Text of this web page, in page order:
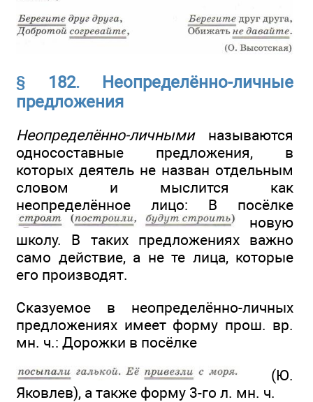
§ 182. Неопределённо-личные
предложения
Неопределённо-личныминазываются
односоставные предложения, в
которых деятель не назван отдельным
словом и мыслится как
неопределённое лицо: В посёлке
новую
школу. В таких предложениях важно
само действие, а не те лица, которые
его производят.
Сказуемое в неопределённо-личных
предложениях имеет форму прош. вр.
мн. ч.: Дорожки в посёлке
(Ю.
Яковлев), а также форму 3-го л. мн. ч.